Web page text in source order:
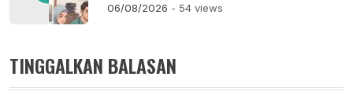
06/08/2026 - 54 views
TINGGALKAN BALASAN